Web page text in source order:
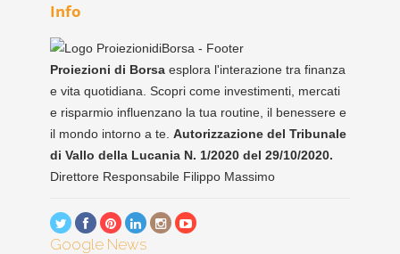
Info
Proiezioni di Borsa esplora l'interazione tra finanza
e vita quotidiana. Scopri come investimenti, mercati
e risparmio influenzano la tua routine, il benessere e
il mondo intorno a te. Autorizzazione del Tribunale
di Vallo della Lucania N. 1/2020 del 29/10/2020.
Direttore Responsabile Filippo Massimo
Google News